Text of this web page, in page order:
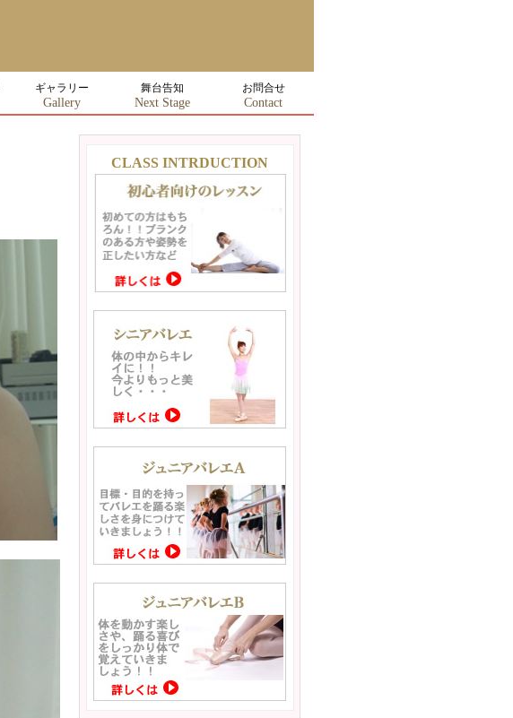
ギャラリー
Gallery
舞台告知
Next Stage
お問合せ
Contact
CLASS INTRDUCTION